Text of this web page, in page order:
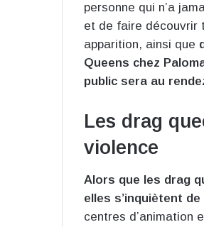
personne qui n’a
et de faire découvrir
apparition, ainsi que
Queens chez
public sera au
Les drag
violence
Alors que les drag
elles s’inquiètent
centres d’animation